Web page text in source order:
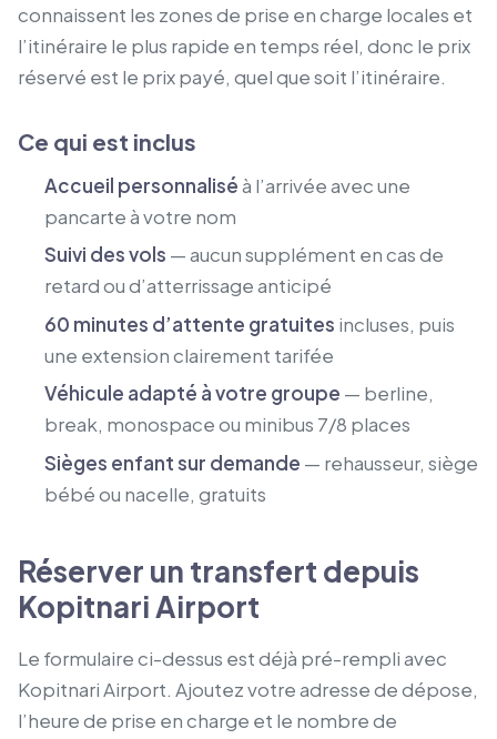
connaissent les zones de prise en charge locales et
l’itinéraire le plus rapide en temps réel, donc le prix
réservé est le prix payé, quel que soit l’itinéraire.
Ce qui est inclus
Accueil personnaliséà l’arrivée avec une
pancarte à votre nom
Suivi des vols — aucun supplément en cas de
retard ou d’atterrissage anticipé
60 minutes d’attente gratuites incluses, puis
une extension clairement tarifée
Véhicule adapté à votre groupe — berline,
break, monospace ou minibus 7/8 places
Sièges enfant sur demande — rehausseur, siège
bébé ou nacelle, gratuits
Réserver un transfert depuis
Kopitnari Airport
Le formulaire ci-dessus est déjà pré-rempli avec
Kopitnari Airport. Ajoutez votre adresse de dépose,
l’heure de prise en charge et le nombre de